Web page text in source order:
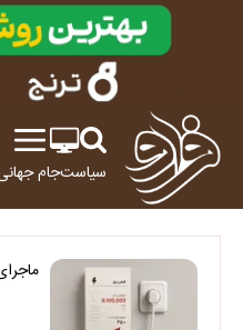
سیاستجام